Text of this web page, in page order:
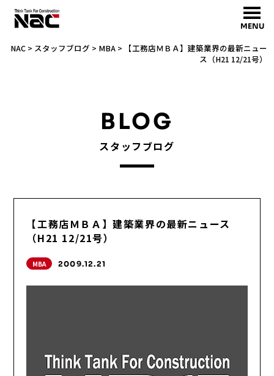
MENU
NAC> スタッフブログ > MBA>
【工務店ＭＢＡ】建築業界の最新ニュー
ス（H21 12/21号）
BLOG
スタッフブログ
【工務店ＭＢＡ】建築業界の最新ニュース
（H21 12/21号）
MBA 2009.12.21